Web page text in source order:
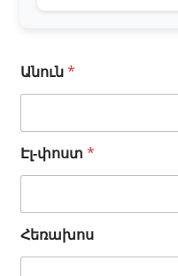
Անուն*
Է
ս
տ
Էլ-փոստ*
Հեռախոս